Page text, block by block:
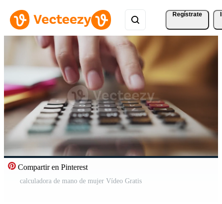
Regístrate
Compartir en Pinterest
calculadora de mano de mujer Vídeo Gratis